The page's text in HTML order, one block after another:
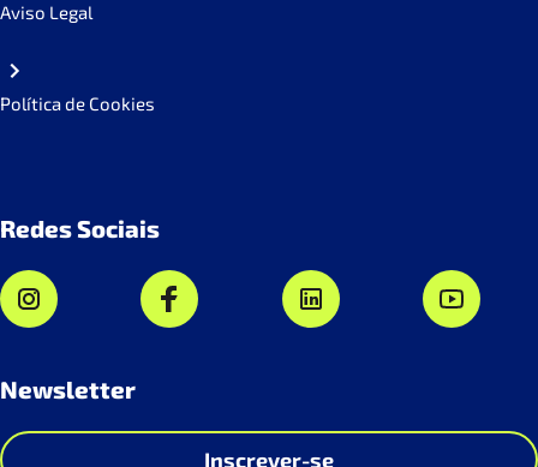
Aviso Legal
Política de Cookies
Redes Sociais
Newsletter
Inscrever-se